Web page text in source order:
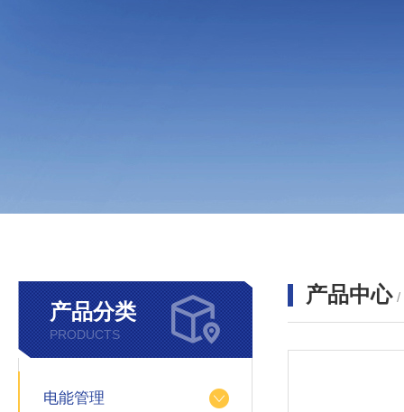
产品分类
PRODUCTS
电能管理
产品中心 /